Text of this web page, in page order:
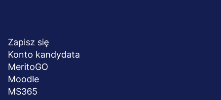
stopka
Zapisz się
Konto kandydata
MeritoGO
Moodle
MS365